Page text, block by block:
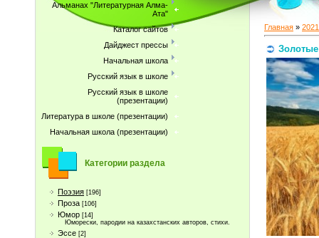
Альманах "Литературная Алма-
Ата"
Каталог сайтов
Дайджест прессы
Начальная школа
Русский язык в школе
Русский язык в школе
(презентации)
Литература в школе (презентации)
Начальная школа (презентации)
Категории раздела
Поэзия [196]
Проза [106]
Юмор [14]
Юморески, пародии на казахстанских авторов, стихи.
Эссе [2]
Главная » 2021